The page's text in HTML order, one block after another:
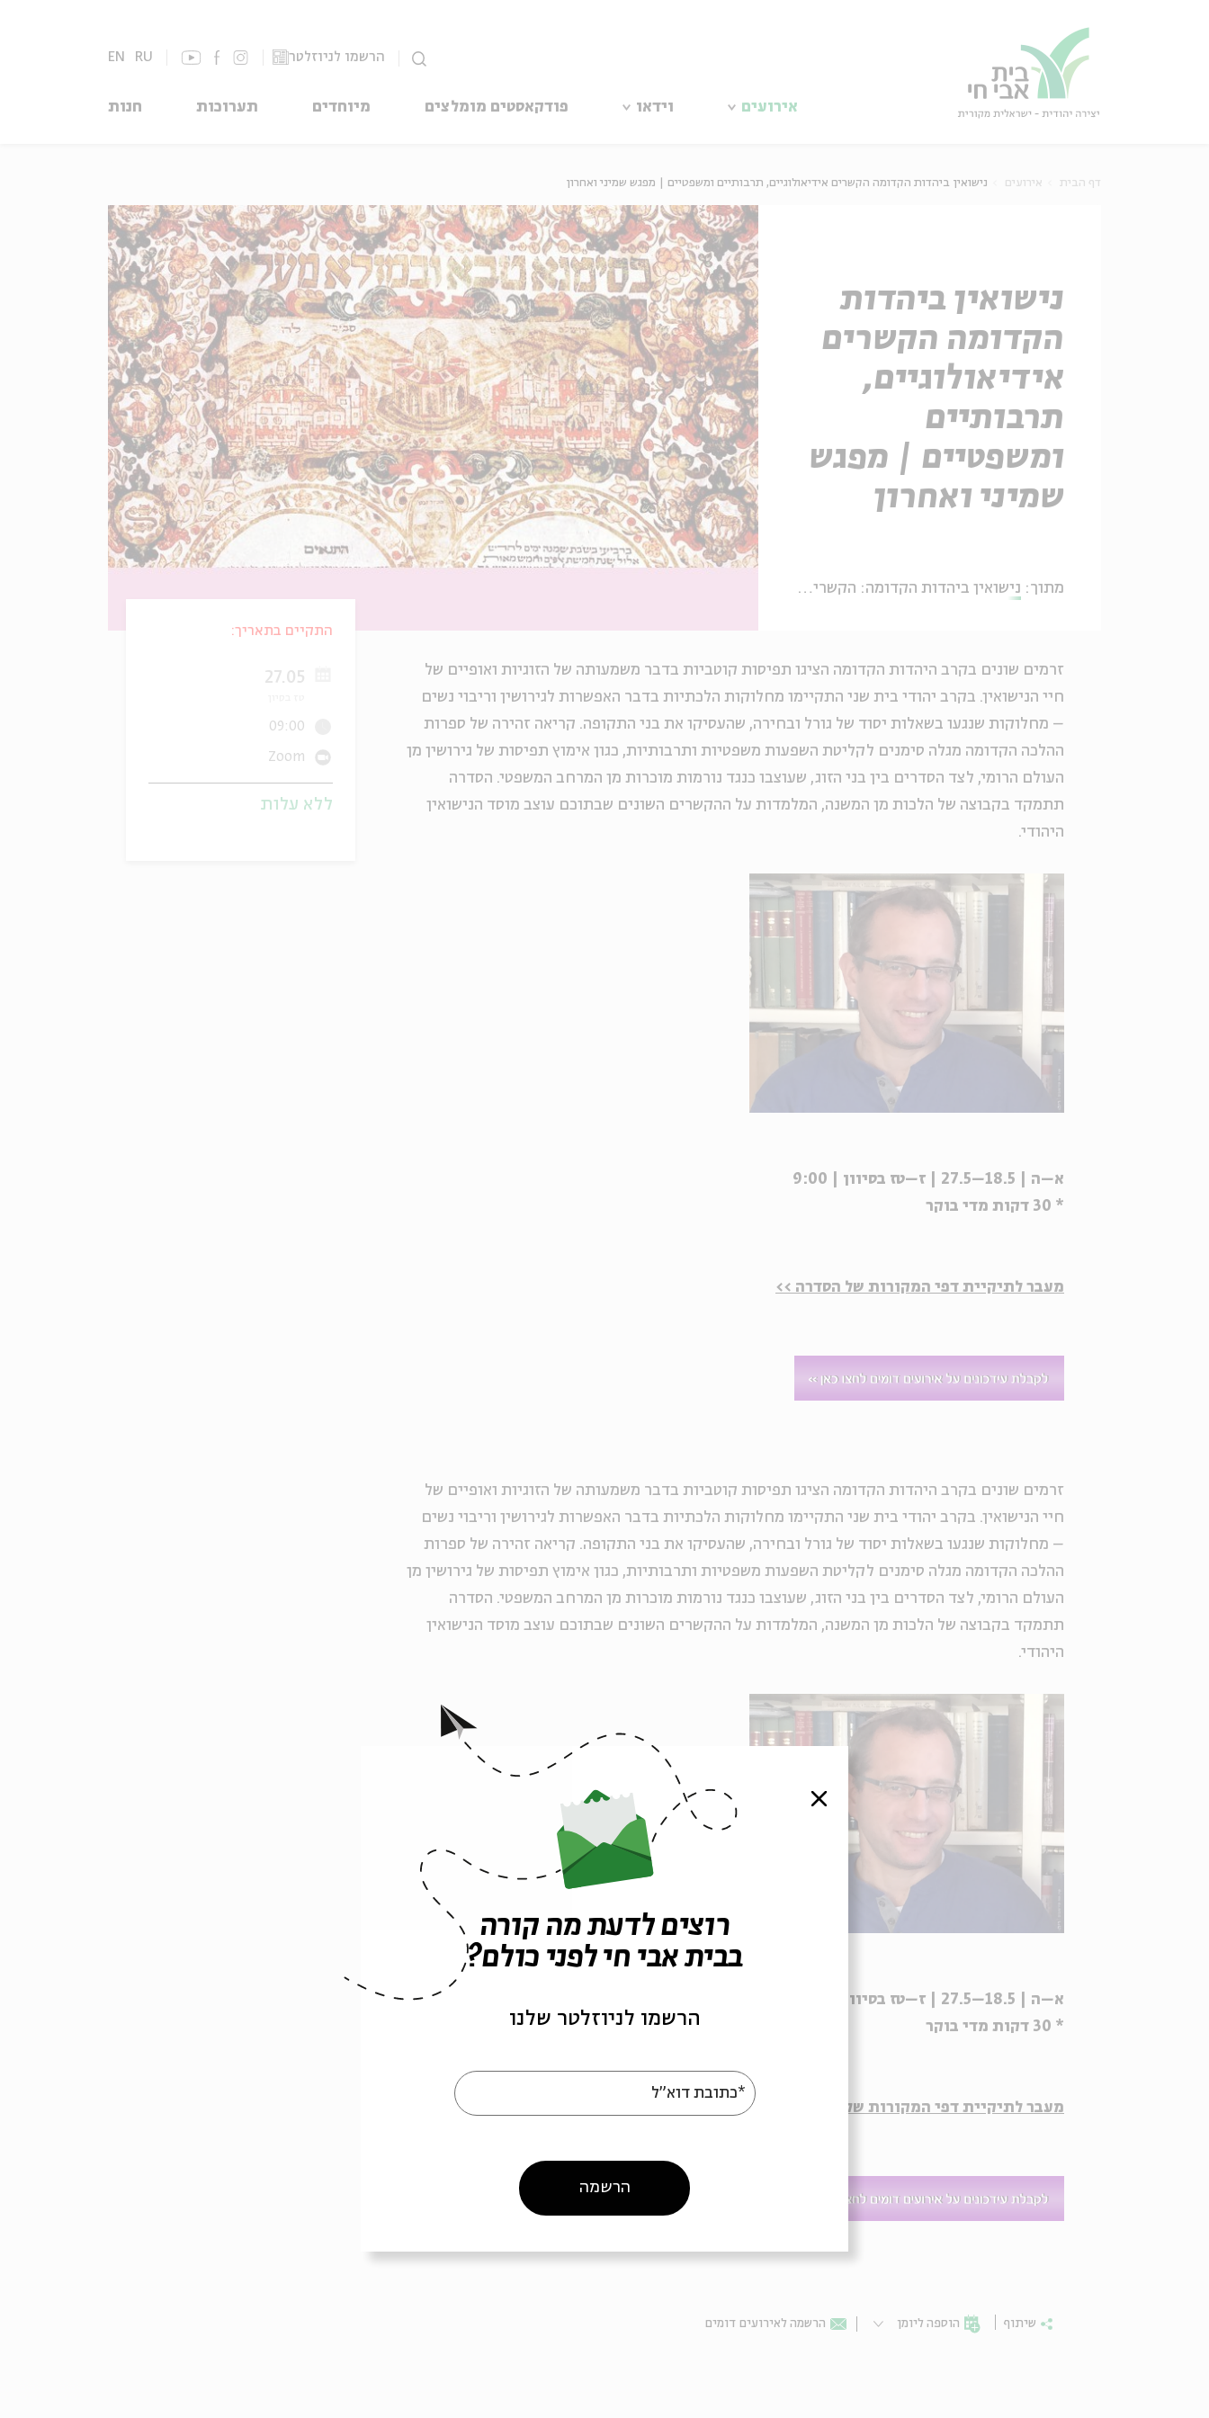
הרשמו לניוזלטר EN RU
אירועים וידאו פודקאסטים מומלצים מיוחדים תערוכות חנות
דף הבית אירועים נישואין ביהדות הקדומה הקשרים אידיאולוגיים, תרבותיים ומשפטיים | מפגש שמיני ואחרון
נישואין ביהדות
הקדומה הקשרים
אידיאולוגיים,
תרבותיים
ומשפטיים | מפגש
שמיני ואחרון
מתוך: נישואין ביהדות הקדומה: הקשרים אידאולוגיים, תרבותיים ומשפטיים
זרמים שונים בקרב היהדות הקדומה הציגו תפיסות קוטביות בדבר משמעותה של הזוגיות ואופיים של
חיי הנישואין. בקרב יהודי בית שני התקיימו מחלוקות הלכתיות בדבר האפשרות לגירושין וריבוי נשים
– מחלוקות שנגעו בשאלות יסוד של גורל ובחירה, שהעסיקו את בני התקופה. קריאה זהירה של ספרות
ההלכה הקדומה מגלה סימנים לקליטת השפעות משפטיות ותרבותיות, כגון אימוץ תפיסות של גירושין מן
העולם הרומי, לצד הסדרים בין בני הזוג, שעוצבו כנגד נורמות מוכרות מן המרחב המשפטי. הסדרה
תתמקד בקבוצה של הלכות מן המשנה, המלמדות על ההקשרים השונים שבתוכם עוצב מוסד הנישואין
היהודי.
א–ה | 18.5–27.5 | ז–טז בסיוון | 9:00
* 30 דקות מדי בוקר
מעבר לתיקיית דפי המקורות של הסדרה >>
זרמים שונים בקרב היהדות הקדומה הציגו תפיסות קוטביות בדבר משמעותה של הזוגיות ואופיים של
חיי הנישואין. בקרב יהודי בית שני התקיימו מחלוקות הלכתיות בדבר האפשרות לגירושין וריבוי נשים
– מחלוקות שנגעו בשאלות יסוד של גורל ובחירה, שהעסיקו את בני התקופה. קריאה זהירה של ספרות
ההלכה הקדומה מגלה סימנים לקליטת השפעות משפטיות ותרבותיות, כגון אימוץ תפיסות של גירושין מן
העולם הרומי, לצד הסדרים בין בני הזוג, שעוצבו כנגד נורמות מוכרות מן המרחב המשפטי. הסדרה
תתמקד בקבוצה של הלכות מן המשנה, המלמדות על ההקשרים השונים שבתוכם עוצב מוסד הנישואין
היהודי.
א–ה | 18.5–27.5 | ז–טז בסיוון | 9:00
* 30 דקות מדי בוקר
מעבר לתיקיית דפי המקורות של הסדרה >>
שיתוף הוספה ליומן הרשמה לאירועים דומים
התקיים בתאריך:
27.05
09:00
Zoom
ללא עלות
סגור
רוצים לדעת מה קורה
בבית אבי חי לפני כולם?
הרשמו לניוזלטר שלנו
*כתובת דוא"ל
הרשמה